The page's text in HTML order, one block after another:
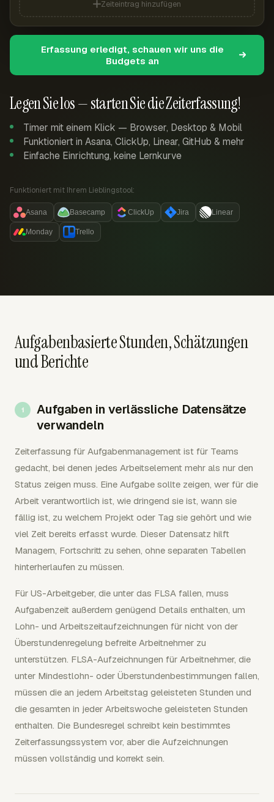
Legen Sie los — starten Sie die Zeiterfassung!
Timer mit einem Klick — Browser, Desktop & Mobil
Funktioniert in Asana, ClickUp, Linear, GitHub & mehr
Einfache Einrichtung, keine Lernkurve
Funktioniert mit Ihrem Lieblingstool:
Asana Basecamp ClickUp Jira Linear
Monday Trello
Zeiteintrag hinzufügen
Erfassung erledigt, schauen wir uns die
Budgets an
Aufgabenbasierte Stunden, Schätzungen
und Berichte
Aufgaben in verlässliche Datensätze
verwandeln
Zeiterfassung für Aufgabenmanagement ist für Teams
gedacht, bei denen jedes Arbeitselement mehr als nur den
Status zeigen muss. Eine Aufgabe sollte zeigen, wer für die
Arbeit verantwortlich ist, wie dringend sie ist, wann sie
fällig ist, zu welchem Projekt oder Tag sie gehört und wie
viel Zeit bereits erfasst wurde. Dieser Datensatz hilft
Managern, Fortschritt zu sehen, ohne separaten Tabellen
hinterherlaufen zu müssen.
Für US-Arbeitgeber, die unter das FLSA fallen, muss
Aufgabenzeit außerdem genügend Details enthalten, um
Lohn- und Arbeitszeitaufzeichnungen für nicht von der
Überstundenregelung befreite Arbeitnehmer zu
unterstützen. FLSA-Aufzeichnungen für Arbeitnehmer, die
unter Mindestlohn- oder Überstundenbestimmungen fallen,
müssen die an jedem Arbeitstag geleisteten Stunden und
die gesamten in jeder Arbeitswoche geleisteten Stunden
enthalten. Die Bundesregel schreibt kein bestimmtes
Zeiterfassungssystem vor, aber die Aufzeichnungen
müssen vollständig und korrekt sein.